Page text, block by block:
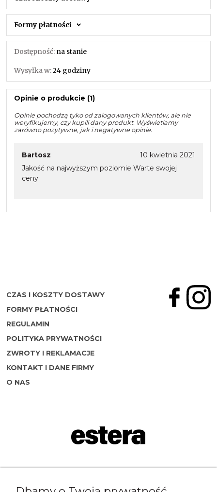
Formy płatności
Dostępność: na stanie
Wysyłka w:24 godziny
Opinie o produkcie (1)
Opinie pochodzą tyko od zalogowanych klientów, ale nie
weryfikujemy, czy kupili dany produkt. Wyświetlamy
zarówno pozytywne, jak i negatywne opinie.
Bartosz
10 kwietnia 2021
Jakość na najwyższym poziomie Warte swojej
ceny
CZAS I KOSZTY DOSTAWY
FORMY PŁATNOŚCI
REGULAMIN
POLITYKA PRYWATNOŚCI
ZWROTY I REKLAMACJE
KONTAKT I DANE FIRMY
O NAS
shop@esterashop.com